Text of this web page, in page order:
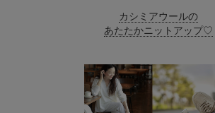
カシミアウールの
あたたかニットアップ♡